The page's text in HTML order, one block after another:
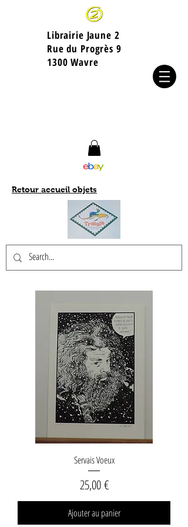
Librairie Jaune 2
​Rue du Progrès 9
1300 Wavre
Retour accueil objets
Servais Voeux
Prix
25,00 €
Ajouter au panier